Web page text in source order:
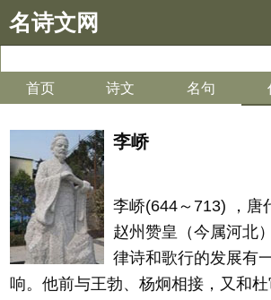
名诗文网
首页 诗文 名句
李峤
李峤(644～713) ，唐
赵州赞皇（今属河北
律诗和歌行的发展有
响。他前与王勃、杨炯相接，又和